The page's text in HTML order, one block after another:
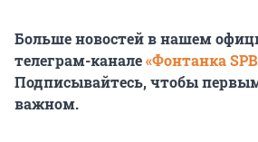
Больше новостей в нашем
телеграм-канале«Фонтанка
Подписывайтесь, чтобы
важном.